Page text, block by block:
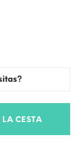
CESTA